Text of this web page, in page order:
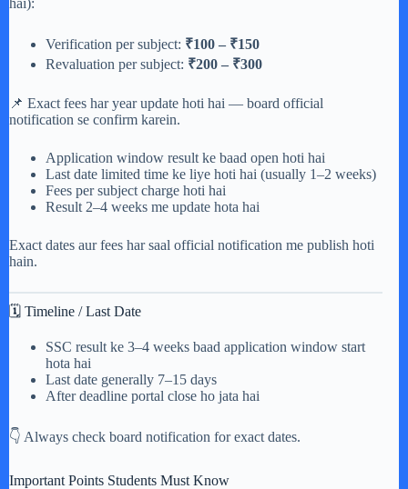
Verification per subject: ₹100 – ₹150
Revaluation per subject: ₹200 – ₹300
📌 Exact fees har year update hoti hai — board official
notification se confirm karein.
Application window result ke baad open hoti hai
Last date limited time ke liye hoti hai (usually 1–2 weeks)
Fees per subject charge hoti hai
Result 2–4 weeks me update hota hai
Exact dates aur fees har saal official notification me publish hoti
hain.
🗓 Timeline / Last Date
SSC result ke 3–4 weeks baad application window start
hota hai
Last date generally 7–15 days
After deadline portal close ho jata hai
👇 Always check board notification for exact dates.
Important Points Students Must Know